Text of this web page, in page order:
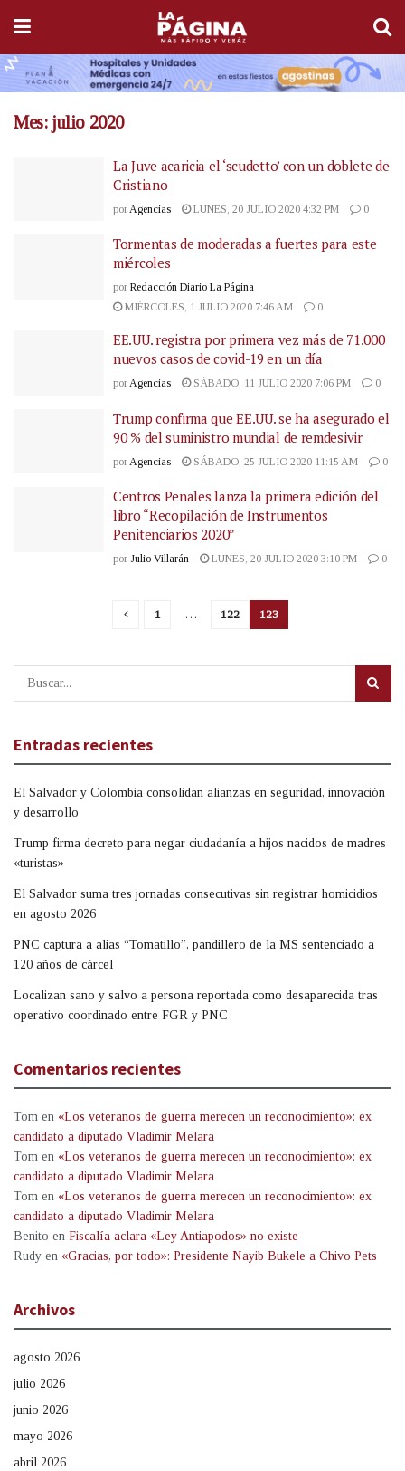
Mes: julio 2020
La Juve acaricia el ‘scudetto’ con un doblete de
Cristiano
por Agencias LUNES, 20 JULIO 2020 4:32 PM 0
Tormentas de moderadas a fuertes para este
miércoles
por Redacción Diario La Página
MIÉRCOLES, 1 JULIO 2020 7:46 AM
0
EE.UU. registra por primera vez más de 71.000
nuevos casos de covid-19 en un día
porAgencias SÁBADO, 11 JULIO 2020 7:06 PM 0
Trump confirma que EE.UU. se ha asegurado el
90 % del suministro mundial de remdesivir
por Agencias SÁBADO, 25 JULIO 2020 11:15 AM 0
Centros Penales lanza la primera edición del
libro “Recopilación de Instrumentos
Penitenciarios 2020”
por Julio Villarán LUNES, 20 JULIO 2020 3:10 PM 0
1 … 122 123
Entradas recientes
El Salvador y Colombia consolidan alianzas en seguridad, innovación
y desarrollo
Trump firma decreto para negar ciudadanía a hijos nacidos de madres
«turistas»
El Salvador suma tres jornadas consecutivas sin registrar homicidios
en agosto 2026
PNC captura a alias “Tomatillo”, pandillero de la MS sentenciado a
120 años de cárcel
Localizan sano y salvo a persona reportada como desaparecida tras
operativo coordinado entre FGR y PNC
Comentarios recientes
Tom en «Los veteranos de guerra merecen un reconocimiento»: ex
candidato a diputado Vladimir Melara
Tom en «Los veteranos de guerra merecen un reconocimiento»: ex
candidato a diputado Vladimir Melara
Tom en «Los veteranos de guerra merecen un reconocimiento»: ex
candidato a diputado Vladimir Melara
Benito en Fiscalía aclara «Ley Antiapodos» no existe
Rudy en «Gracias, por todo»: Presidente Nayib Bukele a Chivo Pets
Archivos
agosto 2026
julio 2026
junio 2026
mayo 2026
abril 2026